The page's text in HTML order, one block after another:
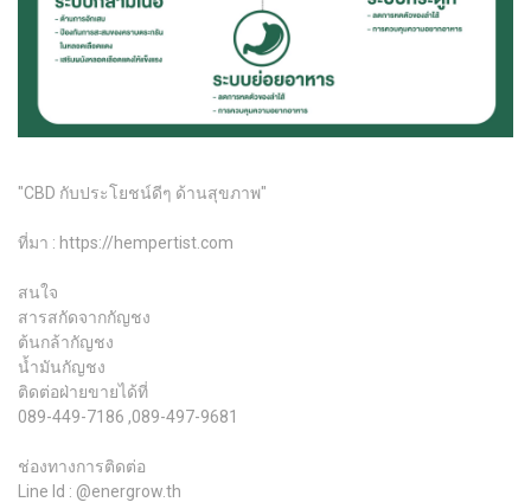
"CBD กับประโยชน์ดีๆ ด้านสุขภาพ"
ที่มา : https://hempertist.com
สนใจ
สารสกัดจากกัญชง
ต้นกล้ากัญชง
น้ำมันกัญชง
ติดต่อฝ่ายขายได้ที่
089-449-7186 ,089-497-9681
ช่องทางการติดต่อ
Line Id : @energrow.th